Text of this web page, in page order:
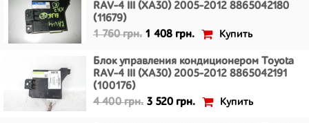
RAV-4 III (XA30) 2005-2012 8865042180
(11679)
1 760 грн. 1 408 грн. Купить
Блок управления кондиционером Toyota
RAV-4 III (XA30) 2005-2012 8865042191
(100176)
4 400 грн. 3 520 грн. Купить